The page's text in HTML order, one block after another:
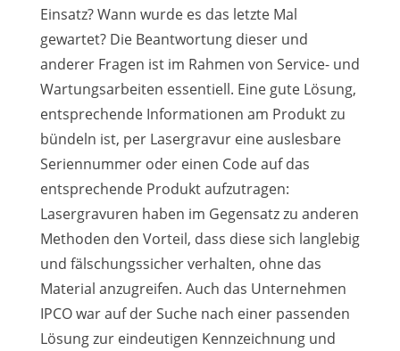
Einsatz? Wann wurde es das letzte Mal
gewartet? Die Beantwortung dieser und
anderer Fragen ist im Rahmen von Service- und
Wartungsarbeiten essentiell. Eine gute Lösung,
entsprechende Informationen am Produkt zu
bündeln ist, per Lasergravur eine auslesbare
Seriennummer oder einen Code auf das
entsprechende Produkt aufzutragen:
Lasergravuren haben im Gegensatz zu anderen
Methoden den Vorteil, dass diese sich langlebig
und fälschungssicher verhalten, ohne das
Material anzugreifen. Auch das Unternehmen
IPCO war auf der Suche nach einer passenden
Lösung zur eindeutigen Kennzeichnung und